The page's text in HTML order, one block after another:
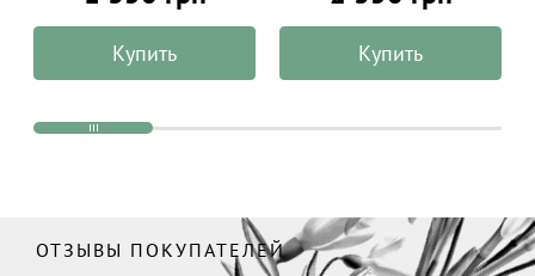
Купить Купить
ОТЗЫВЫ ПОКУПАТЕЛЕЙ